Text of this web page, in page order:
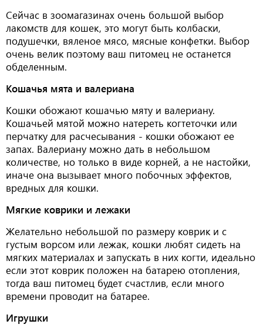
Сейчас в зоомагазинах очень большой выбор
лакомств для кошек, это могут быть колбаски,
подушечки, вяленое мясо, мясные конфетки. Выбор
очень велик поэтому ваш питомец не останется
обделенным.
Кошачья мята и валериана
Кошки обожают кошачью мяту и валериану.
Кошачьей мятой можно натереть когтеточки или
перчатку для расчесывания - кошки обожают ее
запах. Валериану можно дать в небольшом
количестве, но только в виде корней, а не настойки,
иначе она вызывает много побочных эффектов,
вредных для кошки.
Мягкие коврики и лежаки
Желательно небольшой по размеру коврик и с
густым ворсом или лежак, кошки любят сидеть на
мягких материалах и запускать в них когти, идеально
если этот коврик положен на батарею отопления,
тогда ваш питомец будет счастлив, если много
времени проводит на батарее.
Игрушки